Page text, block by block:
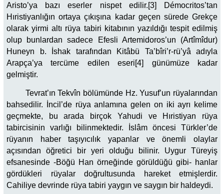
Aristo’ya bazı eserler nispet edilir.[3] Démocritos’tan
Hıristiyanlığın ortaya çıkışına kadar geçen sürede Grekçe
olarak yirmi altı rüya tabiri kitabının yazıldığı tespit edilmiş
olup bunlardan sadece Efesli Artemidoros’un (Artîmîdur)
Huneyn b. İshak tarafından Kitâbü Ta’bîri’r-rü’yâ adıyla
Arapça’ya tercüme edilen eseri[4] günümüze kadar
gelmiştir.
Tevrat’ın Tekvîn bölümünde Hz. Yusuf’un rüyalarından
bahsedilir. İncil’de rüya anlamına gelen on iki ayrı kelime
geçmekte, bu arada birçok Yahudi ve Hıristiyan rüya
tabircisinin varlığı bilinmektedir. İslâm öncesi Türkler’de
rüyanın haber taşıyıcılık yapanlar ve önemli olaylar
açısından öğretici bir yeri olduğu bilinir. Uygur Türeyiş
efsanesinde -Böğü Han örneğinde görüldüğü gibi- hanlar
gördükleri rüyalar doğrultusunda hareket etmişlerdir.
Cahiliye devrinde rüya tabiri yaygın ve saygın bir haldeydi.